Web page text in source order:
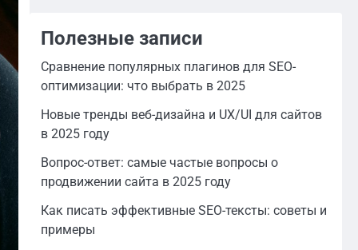
Полезные записи
Сравнение популярных плагинов для SEO-
оптимизации: что выбрать в 2025
Новые тренды веб-дизайна и UX/UI для сайтов
в 2025 году
Вопрос-ответ: самые частые вопросы о
продвижении сайта в 2025 году
Как писать эффективные SEO-тексты: советы и
примеры